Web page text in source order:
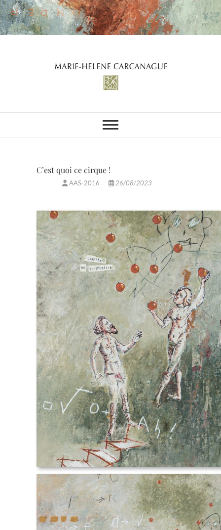
Skip
to
content
C’est quoi ce cirque !
AAS-2016 26/08/2023